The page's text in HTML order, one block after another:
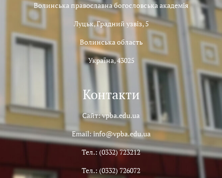
Волинська православна богословська академія
Луцьк, Градний узвіз, 5
Волинська область
Україна, 43025
Контакти
Сайт: vpba.edu.ua
Email: info@vpba.edu.ua
Тел.: (0332) 723212
Тел.: (0332) 726072